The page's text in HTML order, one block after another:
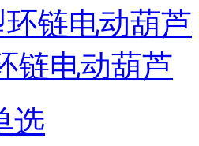
链电动葫芦
链电动葫芦
选